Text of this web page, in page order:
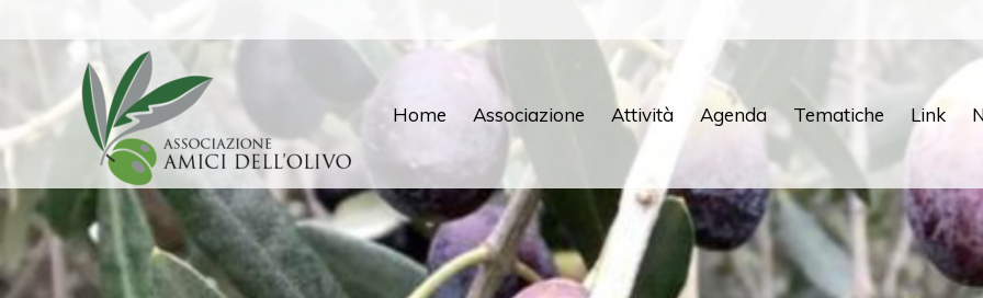
Home Associazione Attività Agenda Tematiche Link